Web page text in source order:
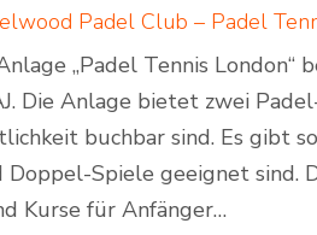
Padel Club – Padel
„Padel Tennis
Die Anlage bietet zwei
buchbar sind. Es gibt
Doppel-Spiele geeignet sind.
Kurse für Anfänger…